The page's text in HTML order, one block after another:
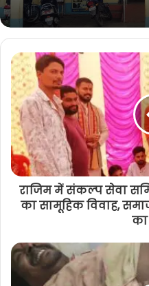
राजिम में संकल्प सेवा
का सामूहिक विवाह,